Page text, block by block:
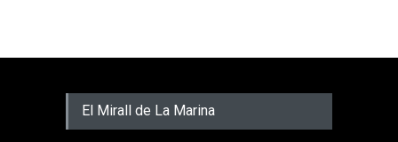
El Mirall de La Marina